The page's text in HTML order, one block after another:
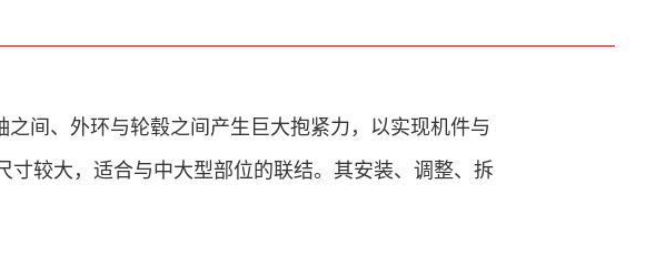
间、外环与轮毂之间产生巨大抱紧力，
以实现机件与
较大，适合与中大型部位的联结。其安装、调整、拆